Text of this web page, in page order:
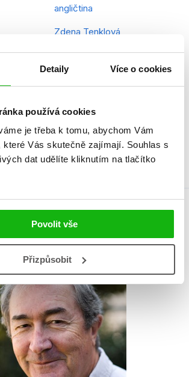
Detaily Více o cookies
používá cookies
je třeba k tomu, abychom Vám
které Vás skutečně zajímají. Souhlas s
dat udělíte kliknutím na tlačítko
Povolit vše
Přizpůsobit
angličtina
Zdena Tenklová
9788025251058
vázaná s laminovaným
potahem
Autor knihy